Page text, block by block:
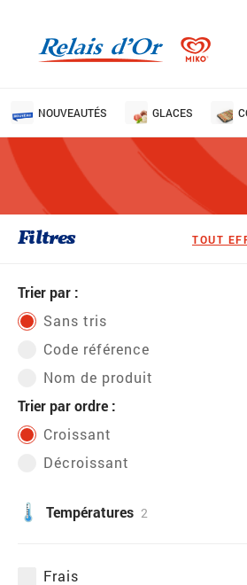
NOUVEAUTÉS GLACES
Filtres TOUT
Trier par :
Sans tris
Code référence
Nom de produit
Trier par ordre :
Croissant
Décroissant
Températures 2
Frais